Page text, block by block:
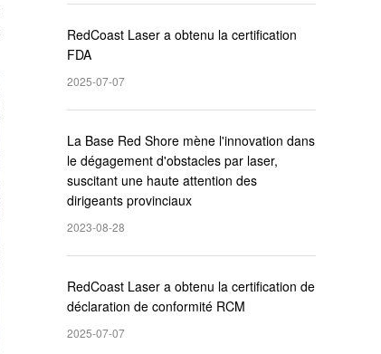
RedCoast Laser a obtenu la certification
FDA
2025-07-07
La Base Red Shore mène l'innovation dans
le dégagement d'obstacles par laser,
suscitant une haute attention des
dirigeants provinciaux
2023-08-28
RedCoast Laser a obtenu la certification de
déclaration de conformité RCM
2025-07-07